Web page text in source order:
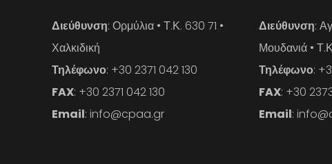
Διεύθυνση: Ορμύλια • Τ.Κ. 630 71 •
Χαλκιδική
Τηλέφωνο: +30 2371 042 130
FAX: +30 2371 042 130
Email: info@cpaa.gr
Διεύθυνση:
Μουδανιά •
Τηλέφωνο:
FAX: +30
Email: